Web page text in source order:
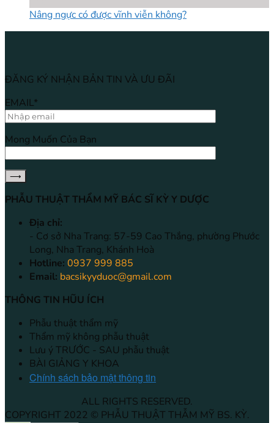
Nâng ngực có được vĩnh viễn không?
ĐĂNG KÝ NHẬN BẢN TIN VÀ ƯU ĐÃI
EMAIL*
Mong Muốn Của Bạn
PHẪU THUẬT THẨM MỸ BÁC SĨ KỲ Y DƯỢC
Địa chỉ:
- Cơ sở Nha Trang: 57-59 Cao Thắng, phường Phước
Long, Nha Trang, Khánh Hoà
Hotline: 0937 999 885
Email: bacsikyyduoc@gmail.com
THÔNG TIN HŨU ÍCH
Phẫu thuật thẩm mỹ
Thẩm mỹ không phẫu thuật
Lưu ý TRƯỚC - SAU phẫu thuật
BÀI GIẢNG Y KHOA
Chính sách bảo mật thông tin
ALL RIGHTS RESERVED.
COPYRIGHT 2022 © PHẪU THUẬT THẪM MỸ BS. KỲ.